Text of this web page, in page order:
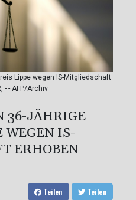
Lippe wegen IS-Mitgliedschaft
- - AFP/Archiv
36-JÄHRIGE
WEGEN IS-
ERHOBEN
Teilen Teilen